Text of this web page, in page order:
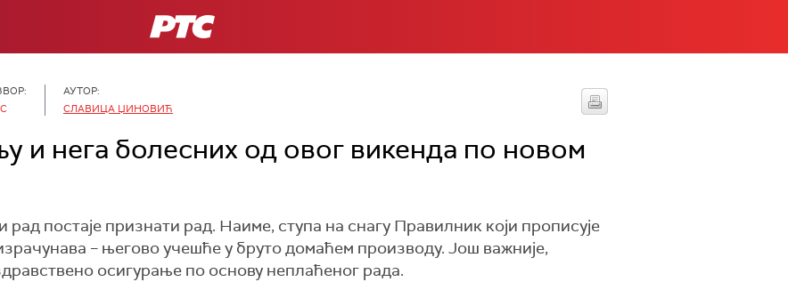
РТС
АУТОР:
СЛАВИЦА ЏИНОВИЋ
и нега болесних од овог викенда по новом
постаје признати рад. Наиме, ступа на снагу Правилник који прописује
– његово учешће у бруто домаћем производу. Још важније,
осигурање по основу неплаћеног рада.